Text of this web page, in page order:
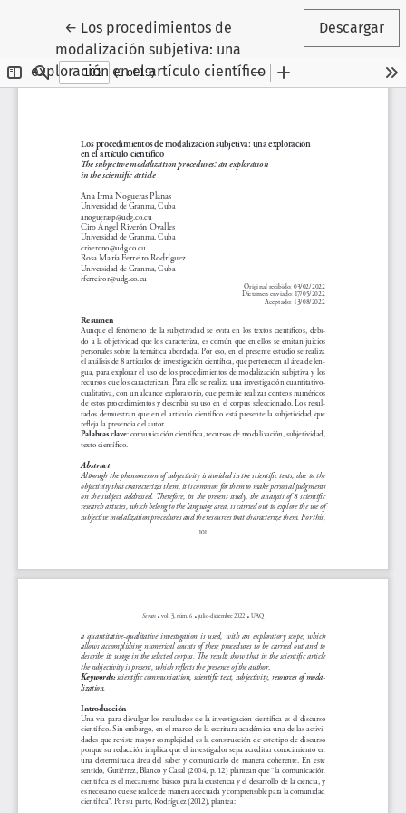
← Volver a los detalles del artículo
Los procedimientos de
modalización subjetiva: una
exploración en el artículo científico
Descargar